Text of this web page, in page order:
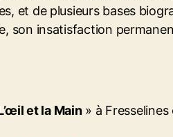
et de plusieurs bases
son insatisfaction
et la Main» à Fresselines